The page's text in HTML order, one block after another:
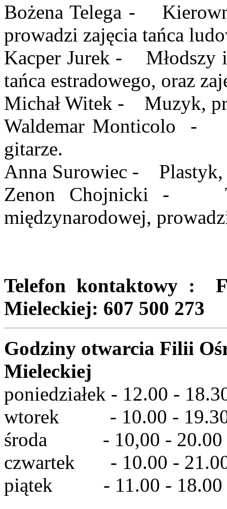
Bożena Telega -
prowadzi zajęcia tańca
Kacper Jurek - Młodszy
tańca estradowego, oraz
Michał Witek - Muzyk,
Waldemar Monticolo -
gitarze.
Anna Surowiec - Plastyk,
Zenon Chojnicki -
międzynarodowej,
Telefon kontaktowy :
Mieleckiej: 607 500 273
Godziny otwarcia Filii
Mieleckiej
poniedziałek - 12.00 -
wtorek - 10.00 -
środa - 10,00 - 20.00
czwartek - 10.00 -
piątek - 11.00 - 18.00